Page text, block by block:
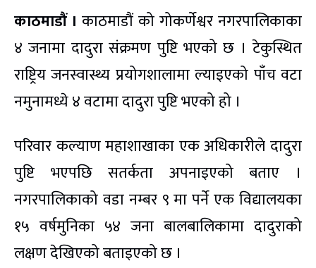
काठमाडौं । काठमाडौं को गोकर्णेश्वर नगरपालिकाका
४ जनामा दादुरा संक्रमण पुष्टि भएको छ । टेकुस्थित
राष्ट्रिय जनस्वास्थ्य प्रयोगशालामा ल्याइएको पाँच वटा
नमुनामध्ये ४ वटामा दादुरा पुष्टि भएको हो ।
परिवार कल्याण महाशाखाका एक अधिकारीले दादुरा
पुष्टि भएपछि सतर्कता अपनाइएको बताए ।
नगरपालिकाको वडा नम्बर ९ मा पर्ने एक विद्यालयका
१५ वर्षमुनिका ५४ जना बालबालिकामा दादुराको
लक्षण देखिएको बताइएको छ ।